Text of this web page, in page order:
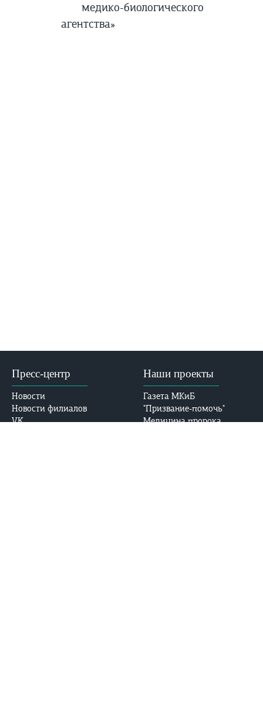
медико-биологического
агентства»
Пресс-центр
Новости
Новости филиалов
VK
Наши проекты
Газета МКиБ
"Призвание-помочь"
Медицина пророка